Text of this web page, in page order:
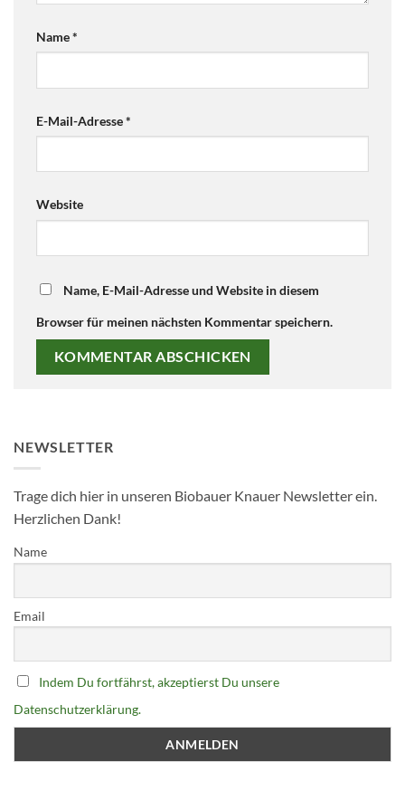
Name*
E-Mail-Adresse*
Website
Name, E-Mail-Adresse und Website in diesem
Browser für meinen nächsten Kommentar speichern.
NEWSLETTER
Trage dich hier in unseren Biobauer Knauer Newsletter ein.
Herzlichen Dank!
Name
Email
Indem Du fortfährst, akzeptierst Du unsere
Datenschutzerklärung.